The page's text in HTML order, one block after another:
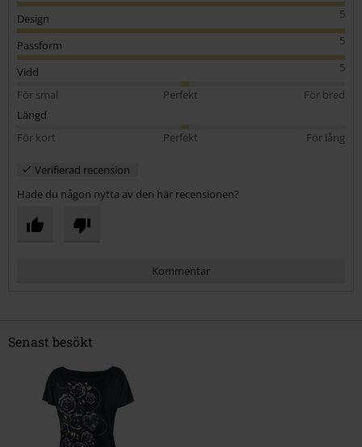
5
Design
5
Passform
5
Vidd
För smal
Perfekt
För bred
Längd
För kort
Perfekt För lång
Verifierad recension
Hade du någon nytta av den här recensionen?
Kommentar
Skicka kommentar
Senast besökt